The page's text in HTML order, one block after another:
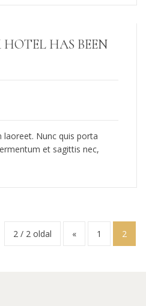
HAS BEEN
laoreet. Nunc quis porta
et sagittis nec,
2 / 2 oldal « 1 2